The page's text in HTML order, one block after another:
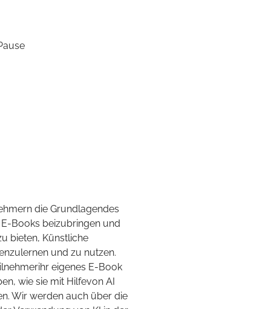
die Grundlagendes
Books beizubringen und
bieten, Künstliche
und zu nutzen.
eigenes E-Book
wie sie mit Hilfevon AI
Wir werden auch über die